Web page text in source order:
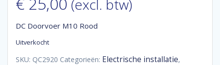
(excl. btw)
DC Doorvoer M10 Rood
Uitverkocht
SKU: QC2920 Categorieën: Electrische installatie,